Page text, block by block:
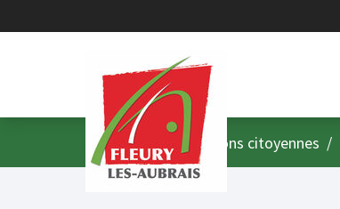
AccueilMenu principal
/ Consultations citoyennes /